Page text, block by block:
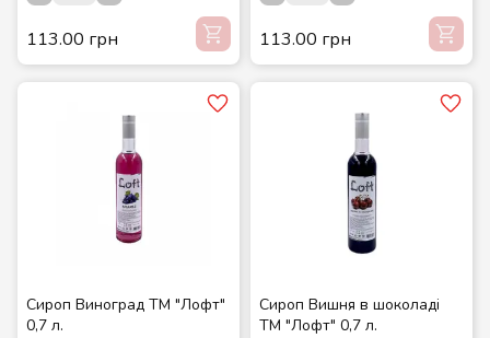
113.00 грн
113.00 грн
Сироп Виноград ТМ "Лофт"
0,7 л.
Сироп Вишня в шоколаді
ТМ "Лофт" 0,7 л.